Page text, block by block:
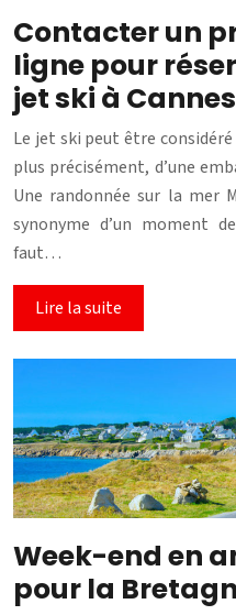
Contacter un
ligne pour
jet ski à Cannes
Le jet ski peut être
plus précisément, d’une
Une randonnée sur la mer
synonyme d’un moment
faut…
Lire la suite
Week-end en
pour la